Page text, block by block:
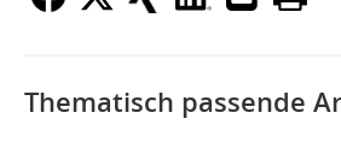
Thematisch passende